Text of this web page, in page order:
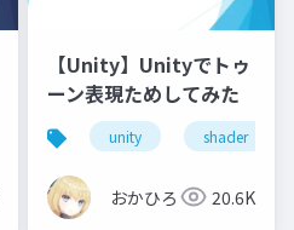
【Unity】Unityでトゥ
ーン表現ためしてみた
unity shader
おかひろ 20.6K